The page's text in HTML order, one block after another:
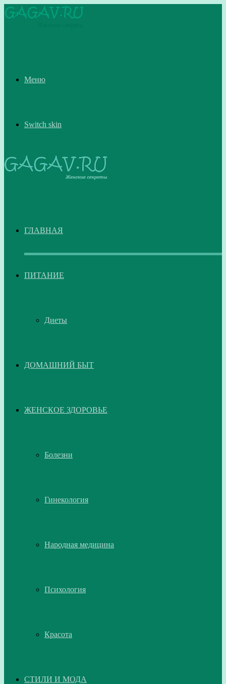
Меню
Switch skin
ГЛАВНАЯ
ПИТАНИЕ
Диеты
ДОМАШНИЙ БЫТ
ЖЕНСКОЕ ЗДОРОВЬЕ
Болезни
Гинекология
Народная медицина
Психология
Красота
СТИЛИ И МОДА